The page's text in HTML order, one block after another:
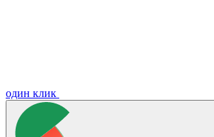
один клик